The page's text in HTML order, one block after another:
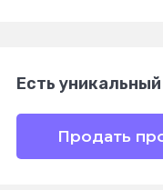
Есть
Продать